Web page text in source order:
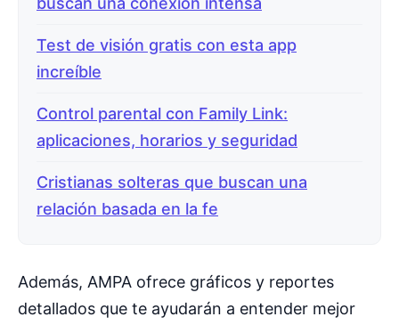
Test de visión gratis con esta app
increíble
Control parental con Family Link:
aplicaciones, horarios y seguridad
Cristianas solteras que buscan una
relación basada en la fe
Además, AMPA ofrece gráficos y reportes
detallados que te ayudarán a entender mejor